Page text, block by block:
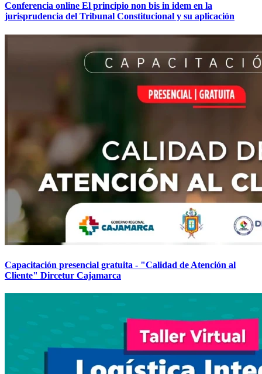
Conferencia online El principio non bis in idem en la
jurisprudencia del Tribunal Constitucional y su aplicación
Capacitación presencial gratuita - "Calidad de Atención al
Cliente" Dircetur Cajamarca